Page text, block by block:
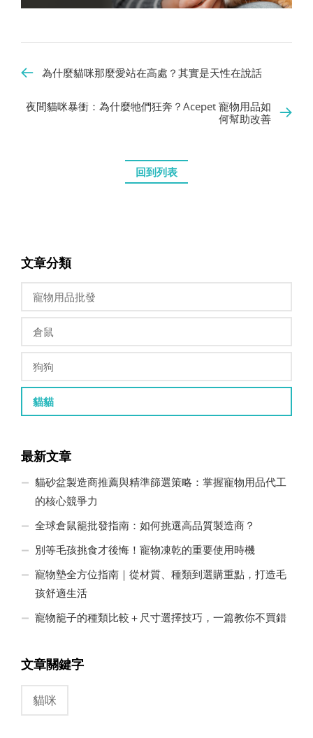
為什麼貓咪那麼愛站在高處？其實是天性在說話
夜間貓咪暴衝：為什麼牠們狂奔？Acepet 寵物用品如
何幫助改善
回到列表
文章分類
寵物用品批發
倉鼠
狗狗
貓貓
最新文章
貓砂盆製造商推薦與精準篩選策略：掌握寵物用品代工
的核心競爭力
全球倉鼠籠批發指南：如何挑選高品質製造商？
別等毛孩挑食才後悔！寵物凍乾的重要使用時機
寵物墊全方位指南｜從材質、種類到選購重點，打造毛
孩舒適生活
寵物籠子的種類比較＋尺寸選擇技巧，一篇教你不買錯
文章關鍵字
貓咪